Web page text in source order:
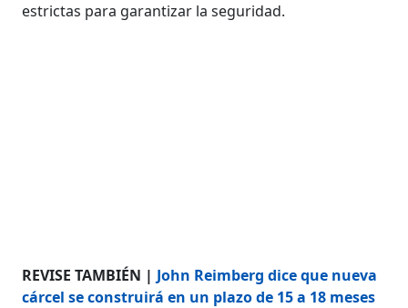
estrictas para garantizar la seguridad.
REVISE TAMBIÉN | John Reimberg dice que nueva
cárcel se construirá en un plazo de 15 a 18 meses